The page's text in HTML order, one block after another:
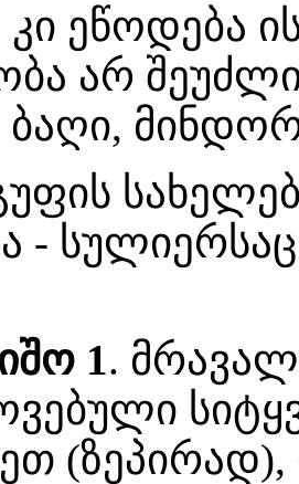
ეწოდება
არ
-
1.